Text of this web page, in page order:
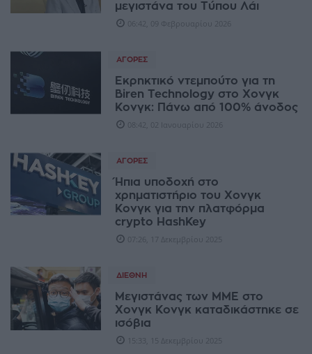
μεγιστάνα του Τύπου Λάι
06:42, 09 Φεβρουαρίου 2026
ΑΓΟΡΈΣ
Εκρηκτικό ντεμπούτο για τη
Biren Technology στο Χονγκ
Κονγκ: Πάνω από 100% άνοδος
08:42, 02 Ιανουαρίου 2026
ΑΓΟΡΈΣ
Ήπια υποδοχή στο
χρηματιστήριο του Χονγκ
Κονγκ για την πλατφόρμα
crypto HashKey
07:26, 17 Δεκεμβρίου 2025
ΔΙΕΘΝΉ
Μεγιστάνας των ΜΜΕ στο
Χονγκ Κονγκ καταδικάστηκε σε
ισόβια
15:33, 15 Δεκεμβρίου 2025